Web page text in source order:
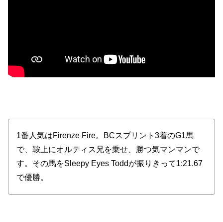
1番人気はFirenze Fire。BCスプリント3着のG1馬
で、鞍上にオルティス兄を乗せ、勝つ気マンマンで
す。その馬をSleepy Eyes Toddが振りきって1:21.67
で優勝。